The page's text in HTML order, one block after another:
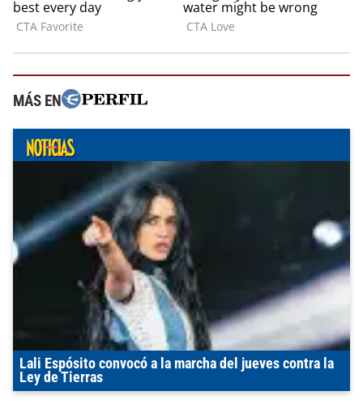
MÁS EN
Lali Espósito convocó a la marcha del jueves contra la
Ley de Tierras